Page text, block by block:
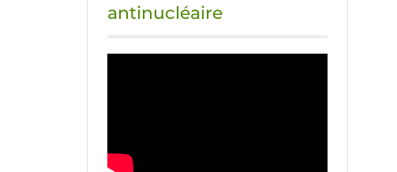
antinucléaire